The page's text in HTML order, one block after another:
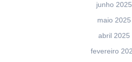
junho 2025
maio 2025
abril 2025
fevereiro